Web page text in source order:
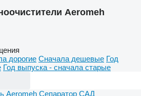
Aeromeh
дорогие Сначала дешевые Год
Год выпуска - сначала старые